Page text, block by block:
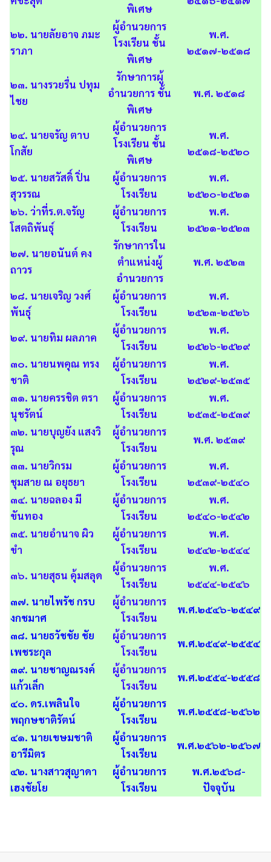
พิเศษ
๒๒. นายลัยอาจ ภมะ
ราภา
ผู้อำนวยการ
โรงเรียน ชั้น
พิเศษ
พ.ศ.
๒๕๑๗-๒๕๑๘
๒๓. นางรวยรื่น ปทุม
ไชย
รักษาการผู้
อำนวยการ ชั้น
พิเศษ
พ.ศ. ๒๕๑๘
๒๔. นายจรัญ ตาบ
โกสัย
ผู้อำนวยการ
โรงเรียน ชั้น
พิเศษ
พ.ศ.
๒๕๑๘-๒๕๒๐
๒๕. นายสวัสดิ์ ปิ่น
สุวรรณ
ผู้อำนวยการ
โรงเรียน
พ.ศ.
๒๕๒๐-๒๕๒๑
๒๖. ว่าที่ร.ต.จรัญ
โสตถิพันธุ์
ผู้อำนวยการ
โรงเรียน
พ.ศ.
๒๕๒๑-๒๕๒๓
๒๗. นายอนันต์ คง
ถาวร
รักษาการใน
ตำแหน่งผู้
อำนวยการ
พ.ศ. ๒๕๒๓
๒๘. นายเจริญ วงศ์
พันธุ์
ผู้อำนวยการ
โรงเรียน
พ.ศ.
๒๕๒๓-๒๕๒๖
๒๙. นายทิม ผลภาค
ผู้อำนวยการ
โรงเรียน
พ.ศ.
๒๕๒๖-๒๕๒๙
๓๐. นายนพคุณ ทรง
ชาติ
ผู้อำนวยการ
โรงเรียน
พ.ศ.
๒๕๒๙-๒๕๓๕
๓๑. นายครรชิต ตรา
นุชรัตน์
ผู้อำนวยการ
โรงเรียน
พ.ศ.
๒๕๓๕-๒๕๓๙
๓๒. นายบุญยัง แสงวิ
รุณ
ผู้อำนวยการ
โรงเรียน
พ.ศ. ๒๕๓๙
๓๓. นายวิกรม
ชุมสาย ณ อยุธยา
ผู้อำนวยการ
โรงเรียน
พ.ศ.
๒๕๓๙-๒๕๔๐
๓๔. นายฉลอง มี
ขันทอง
ผู้อำนวยการ
โรงเรียน
พ.ศ.
๒๕๔๐-๒๕๔๒
๓๕. นายอำนาจ ผิว
ขำ
ผู้อำนวยการ
โรงเรียน
พ.ศ.
๒๕๔๒-๒๕๔๔
๓๖. นายสุธน คุ้มสลุด
ผู้อำนวยการ
โรงเรียน
พ.ศ.
๒๕๔๔-๒๕๔๖
๓๗. นายไพรัช กรบ
งกชมาศ
ผู้อำนวยการ
โรงเรียน
พ.ศ.๒๕๔๖-๒๕๔๙
๓๘. นายธวัชชัย ชัย
เพชระกุล
ผู้อำนวยการ
โรงเรียน
พ.ศ.๒๕๔๙-๒๕๕๔
๓๙. นายชาญณรงค์
แก้วเล็ก
ผู้อำนวยการ
โรงเรียน
พ.ศ.๒๕๕๔-๒๕๕๘
๔๐. ดร.เพลินใจ
พฤกษชาติรัตน์
ผู้อำนวยการ
โรงเรียน
พ.ศ.๒๕๕๘-๒๕๖๒
๔๑. นายเขษมชาติ
อารีมิตร
ผู้อำนวยการ
โรงเรียน
พ.ศ.๒๕๖๒-๒๕๖๗
๔๒. นางสาวสุญาดา
เฮงชัยโย
ผู้อำนวยการ
โรงเรียน
พ.ศ.๒๕๖๘-
ปัจจุบัน